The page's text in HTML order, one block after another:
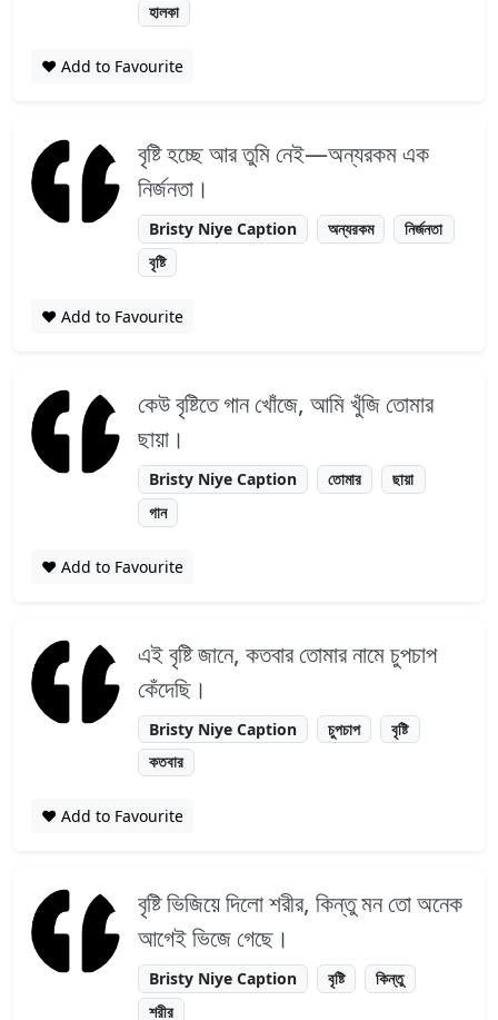
হালকা
❤️ Add to Favourite
বৃষ্টি হচ্ছে আর তুমি নেই—অন্যরকম এক
নির্জনতা।
Bristy Niye Caption অন্যরকম
নির্জনতা
বৃষ্টি
❤️ Add to Favourite
কেউ বৃষ্টিতে গান খোঁজে, আমি খুঁজি তোমার
ছায়া।
Bristy Niye Caption তোমার
ছায়া
গান
❤️ Add to Favourite
এই বৃষ্টি জানে, কতবার তোমার নামে চুপচাপ
কেঁদেছি।
Bristy Niye Caption চুপচাপ
বৃষ্টি
কতবার
❤️ Add to Favourite
বৃষ্টি ভিজিয়ে দিলো শরীর, কিন্তু মন তো অনেক
আগেই ভিজে গেছে।
Bristy Niye Caption বৃষ্টি
কিন্তু
শরীর